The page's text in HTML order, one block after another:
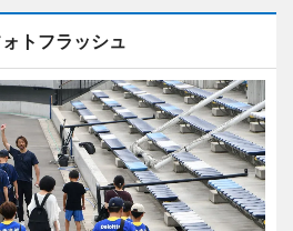
トフラッシュ